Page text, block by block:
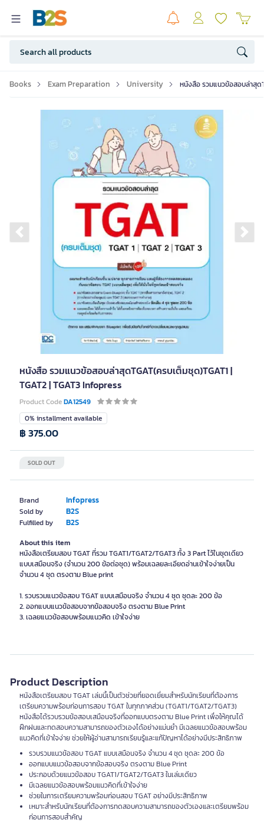
Books Exam Preparation University หนังสือ รวมแนวข้อสอบล่าสุด
Previous slide
หนังสือ รวมแนวข้อสอบล่าสุดTGAT(ครบเต็มชุด)TGAT1 |
TGAT2 | TGAT3 Infopress
Product CodeDA12549
Brand Infopress
Sold by B2S
Fulfilled by B2S
0% installment available
SOLD OUT
฿ 375.00
About this item
หนังสือเตรียมสอบ TGAT ที่รวม TGAT1/TGAT2/TGAT3 ทั้ง 3 Part ไว้ในชุดเดียว
แบบเสมือนจริง (จำนวน 200 ข้อต่อชุด) พร้อมเฉลยละเอียดอ่านเข้าใจง่ายเป็น
จำนวน 4 ชุด ตรงตาม Blue print
1. รวบรวมแนวข้อสอบ TGAT แบบเสมือนจริง จำนวน 4 ชุด ชุดละ 200 ข้อ
2. ออกแบบแนวข้อสอบจากข้อสอบจริง ตรงตาม Blue Print
3. เฉลยแนวข้อสอบพร้อมแนวคิด เข้าใจง่าย
Product Description
หนังสือเตรียมสอบ TGAT เล่มนี้เป็นตัวช่วยที่ยอดเยี่ยมสำหรับนักเรียนที่ต้องการ
เตรียมความพร้อมก่อนการสอบ TGAT ในทุกภาคส่วน (TGAT1/TGAT2/TGAT3)
หนังสือได้รวบรวมข้อสอบเสมือนจริงที่ออกแบบตรงตาม Blue Print เพื่อให้คุณได้
ฝึกฝนและทดสอบความสามารถของตัวเองได้อย่างแม่นยำ มีเฉลยแนวข้อสอบพร้อม
แนวคิดที่เข้าใจง่าย ช่วยให้ผู้อ่านสามารถเรียนรู้และแก้ปัญหาได้อย่างมีประสิทธิภาพ
รวบรวมแนวข้อสอบ TGAT แบบเสมือนจริง จำนวน 4 ชุด ชุดละ 200 ข้อ
ออกแบบแนวข้อสอบจากข้อสอบจริง ตรงตาม Blue Print
ประกอบด้วยแนวข้อสอบ TGAT1/TGAT2/TGAT3 ในเล่มเดียว
มีเฉลยแนวข้อสอบพร้อมแนวคิดที่เข้าใจง่าย
ช่วยในการเตรียมความพร้อมก่อนสอบ TGAT อย่างมีประสิทธิภาพ
เหมาะสำหรับนักเรียนที่ต้องการทดสอบความสามารถของตัวเองและเตรียมพร้อม
ก่อนการสอบสำคัญ